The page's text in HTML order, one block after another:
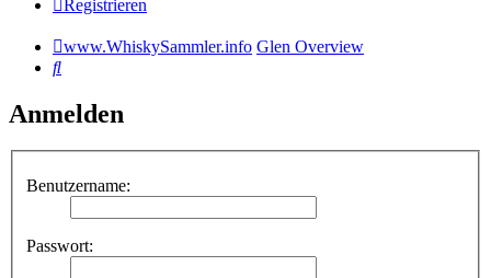
Registrieren
www.WhiskySammler.info Glen Overview
Suche
Anmelden
Benutzername:
Passwort: